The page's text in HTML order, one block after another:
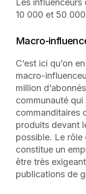
Les
10 000 et 50
Macro-
C’est ici qu’on
macro-
million
communauté
commanditaires
produits devant
possible. Le
constitue un
être très
publications de